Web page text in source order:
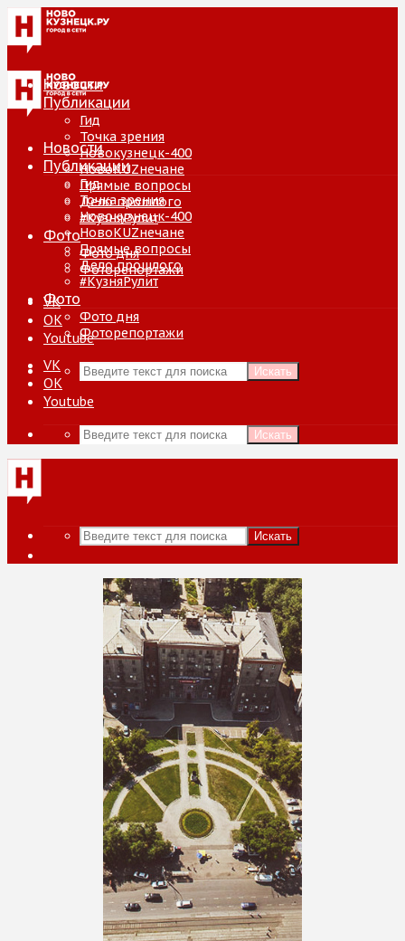
Новости
Публикации
Гид
Точка зрения
Новокузнецк-400
НовоKUZнечане
Прямые вопросы
Дело прошлого
#КузняРулит
Фото
Фото дня
Фоторепортажи
VK
ОК
Youtube
Искать
Новости
Публикации
Гид
Точка зрения
Новокузнецк-400
НовоKUZнечане
Прямые вопросы
Дело прошлого
#КузняРулит
Фото
Фото дня
Фоторепортажи
VK
ОК
Youtube
Искать
Искать